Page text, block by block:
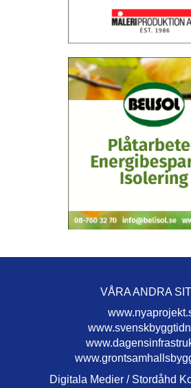
VÅRA ANDRA
Digitala Medier / Stordåhd